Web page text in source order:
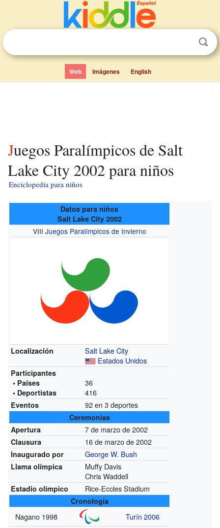
Web Imágenes English
Juegos Paralímpicos de Salt
Lake City 2002 para niños
Enciclopedia para niños
Datos para niños
Salt Lake City 2002
VIII Juegos Paralímpicos de Invierno
Localización
Salt Lake City
Estados Unidos
Participantes
• Países
• Deportistas
36
416
Eventos 92 en 3 deportes
Ceremonias
Apertura
7 de marzo de 2002
Clausura 16 de marzo de 2002
Inaugurado por George W. Bush
Llama olímpica
Muffy Davis
Chris Waddell
Estadio olímpico Rice-Eccles Stadium
Cronología
Nagano 1998 Turín 2006